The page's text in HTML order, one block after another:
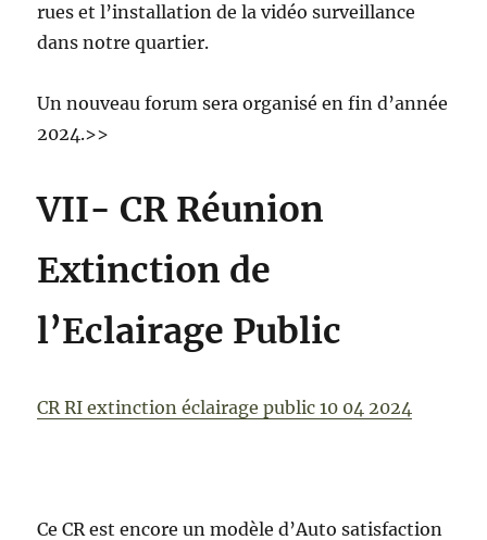
rues et l’installation de la vidéo surveillance
dans notre quartier.
Un nouveau forum sera organisé en fin d’année
2024.>>
VII- CR Réunion
Extinction de
l’Eclairage Public
CR RI extinction éclairage public 10 04 2024
Ce CR est encore un modèle d’Auto satisfaction